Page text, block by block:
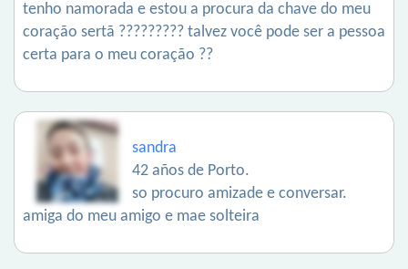
tenho namorada e estou a procura da chave do meu
coração sertã ????????? talvez você pode ser a pessoa
certa para o meu coração ??
sandra
42 años de Porto.
so procuro amizade e conversar.
amiga do meu amigo e mae solteira